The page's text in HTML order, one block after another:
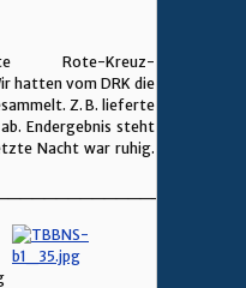
Rote-Kreuz-
hatten vom DRK die
Z. B. lieferte
Endergebnis steht
Nacht war ruhig.